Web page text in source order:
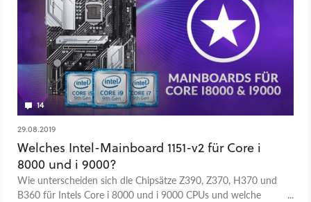
14
29.08.2019
Welches Intel-Mainboard 1151-v2 für Core i
8000 und i 9000?
Wie unterscheiden sich die Chipsätze Z390, Z370, H370 und
B360 für Intels Core i 8000 und i 9000 CPUs und welche